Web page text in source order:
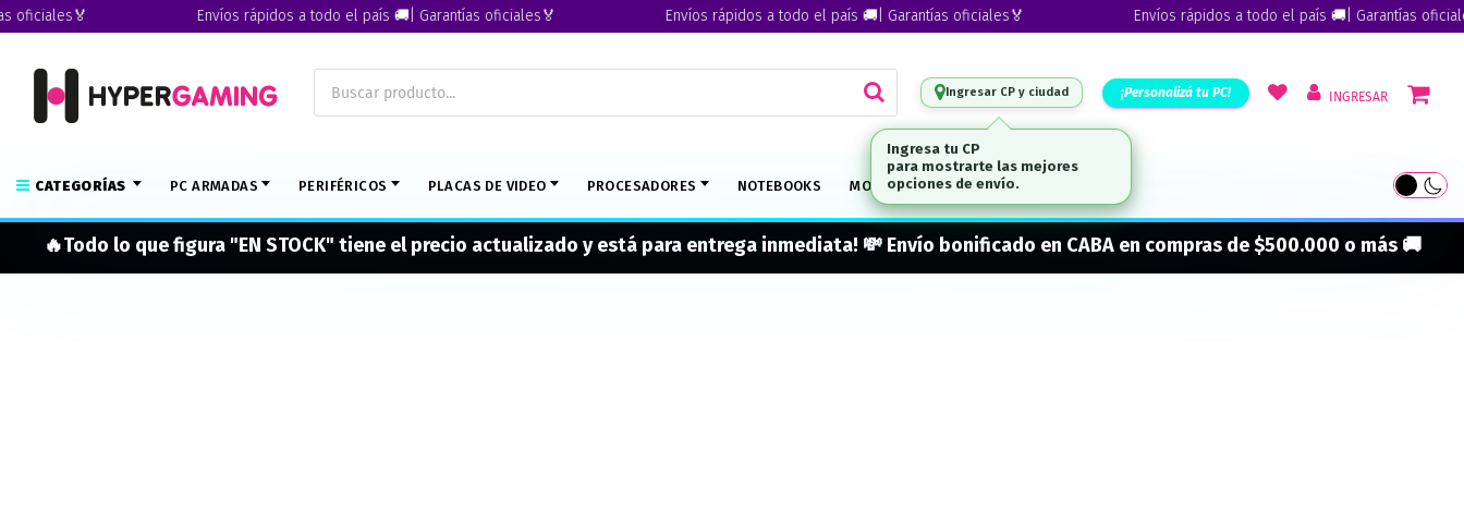
Envíos rápidos a todo el país 🚚| Garantías oficiales🏅 Envíos rápidos a todo el país 🚚| Garantías oficiales🏅 Envíos rápidos a todo el país 🚚| Garantías oficiales🏅
Ingresar CP y ciudad ¡Personalizá tu PC! INGRESAR
CATEGORÍAS PC ARMADAS PERIFÉRICOS PLACAS DE VIDEO PROCESADORES NOTEBOOKS MONITORES MARCAS
🔥Todo lo que figura "EN STOCK" tiene el precio actualizado y está para entrega inmediata! 💸 Envío bonificado en CABA en compras de $500.000 o más 🚚